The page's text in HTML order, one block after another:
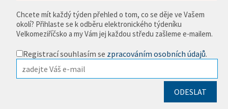
Chcete mít každý týden přehled o tom, co se děje ve Vašem
okolí? Přihlaste se k odběru elektronického týdeníku
Velkomeziříčsko a my Vám jej každou středu zašleme e-mailem.
Registrací souhlasím se zpracováním osobních údajů.